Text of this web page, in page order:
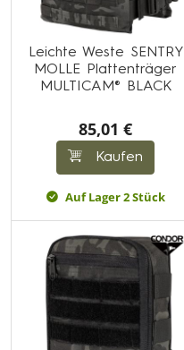
Leichte Weste SENTRY
MOLLE Plattenträger
MULTICAM® BLACK
85,01 €
Kaufen
Auf Lager 2 Stück